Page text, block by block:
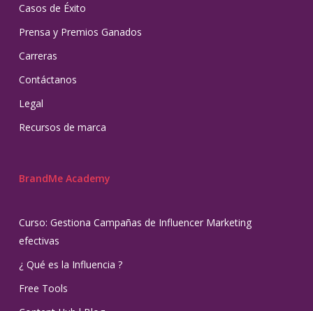
Casos de Éxito
Prensa y Premios Ganados
Carreras
Contáctanos
Legal
Recursos de marca
BrandMe Academy
Curso: Gestiona Campañas de Influencer Marketing
efectivas
¿ Qué es la Influencia ?
Free Tools